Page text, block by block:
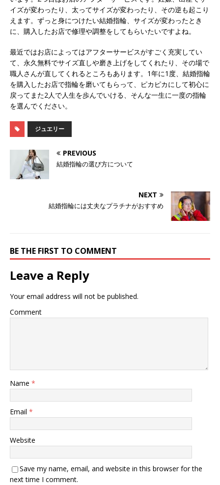
イズが変わったり、太ってサイズが変わったり、その逆も起こり
えます。ずっと身につけたい結婚指輪、サイズが変わったとき
に、購入したお店で修理や調整をしてもらいたいですよね。
最近ではお店によってはアフターサービスがすごく充実してい
て、永久無料でサイズ直しや磨き上げをしてくれたり、その場で
職人さんが直してくれるところもあります。1年に1度、結婚指輪
を購入したお店で指輪を磨いてもらって、ピカピカにして初心に
戻ってまた2人で人生を歩んでいける、そんな一生に一度の指輪
を選んでください。
ジュエリー
PREVIOUS
結婚指輪の選び方について
NEXT
結婚指輪には丈夫なプラチナがおすすめ
BE THE FIRST TO COMMENT
Leave a Reply
Your email address will not be published.
Comment
Name *
Email *
Website
Save my name, email, and website in this browser for the
next time I comment.